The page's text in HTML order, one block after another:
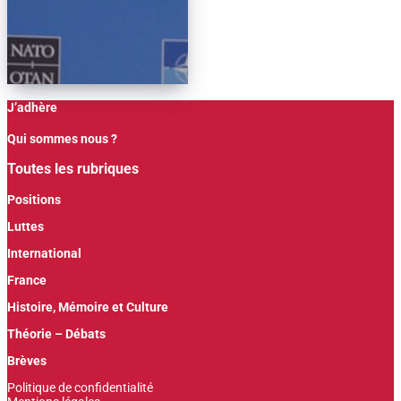
J’adhère
Qui sommes nous ?
Toutes les rubriques
Positions
Luttes
International
France
Histoire, Mémoire et Culture
Théorie – Débats
Brèves
Politique de confidentialité